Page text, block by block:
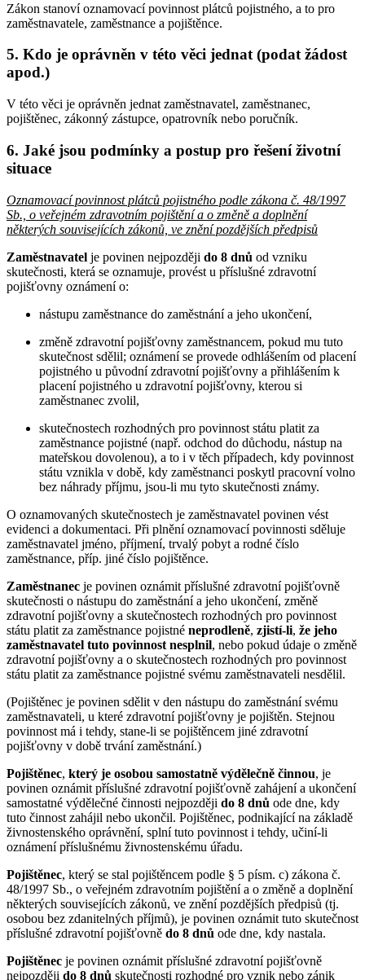
Zákon stanoví oznamovací povinnost plátců pojistného, a to pro
zaměstnavatele, zaměstnance a pojištěnce.
5. Kdo je oprávněn v této věci jednat (podat žádost
apod.)
V této věci je oprávněn jednat zaměstnavatel, zaměstnanec,
pojištěnec, zákonný zástupce, opatrovník nebo poručník.
6. Jaké jsou podmínky a postup pro řešení životní
situace
Oznamovací povinnost plátců pojistného podle zákona č. 48/1997
Sb., o veřejném zdravotním pojištění a o změně a doplnění
některých souvisejících zákonů, ve znění pozdějších předpisů
Zaměstnavatel je povinen nejpozději do 8 dnů od vzniku
skutečnosti, která se oznamuje, provést u příslušné zdravotní
pojišťovny oznámení o:
nástupu zaměstnance do zaměstnání a jeho ukončení,
změně zdravotní pojišťovny zaměstnancem, pokud mu tuto
skutečnost sdělil; oznámení se provede odhlášením od placení
pojistného u původní zdravotní pojišťovny a přihlášením k
placení pojistného u zdravotní pojišťovny, kterou si
zaměstnanec zvolil,
skutečnostech rozhodných pro povinnost státu platit za
zaměstnance pojistné (např. odchod do důchodu, nástup na
mateřskou dovolenou), a to i v těch případech, kdy povinnost
státu vznikla v době, kdy zaměstnanci poskytl pracovní volno
bez náhrady příjmu, jsou-li mu tyto skutečnosti známy.
O oznamovaných skutečnostech je zaměstnavatel povinen vést
evidenci a dokumentaci. Při plnění oznamovací povinnosti sděluje
zaměstnavatel jméno, příjmení, trvalý pobyt a rodné číslo
zaměstnance, příp. jiné číslo pojištěnce.
Zaměstnanec je povinen oznámit příslušné zdravotní pojišťovně
skutečnosti o nástupu do zaměstnání a jeho ukončení, změně
zdravotní pojišťovny a skutečnostech rozhodných pro povinnost
státu platit za zaměstnance pojistné neprodleně, zjistí-li, že jeho
zaměstnavatel tuto povinnost nesplnil, nebo pokud údaje o změně
zdravotní pojišťovny a o skutečnostech rozhodných pro povinnost
státu platit za zaměstnance pojistné svému zaměstnavateli nesdělil.
(Pojištěnec je povinen sdělit v den nástupu do zaměstnání svému
zaměstnavateli, u které zdravotní pojišťovny je pojištěn. Stejnou
povinnost má i tehdy, stane-li se pojištěncem jiné zdravotní
pojišťovny v době trvání zaměstnání.)
Pojištěnec, který je osobou samostatně výdělečně činnou, je
povinen oznámit příslušné zdravotní pojišťovně zahájení a ukončení
samostatné výdělečné činnosti nejpozději do 8 dnů ode dne, kdy
tuto činnost zahájil nebo ukončil. Pojištěnec, podnikající na základě
živnostenského oprávnění, splní tuto povinnost i tehdy, učiní-li
oznámení příslušnému živnostenskému úřadu.
Pojištěnec, který se stal pojištěncem podle § 5 písm. c) zákona č.
48/1997 Sb., o veřejném zdravotním pojištění a o změně a doplnění
některých souvisejících zákonů, ve znění pozdějších předpisů (tj.
osobou bez zdanitelných příjmů), je povinen oznámit tuto skutečnost
příslušné zdravotní pojišťovně do 8 dnů ode dne, kdy nastala.
Pojištěnec je povinen oznámit příslušné zdravotní pojišťovně
nejpozději do 8 dnů skutečnosti rozhodné pro vznik nebo zánik